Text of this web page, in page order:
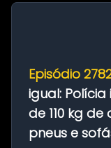
Episódio
igual:
de 110 kg
pneus e